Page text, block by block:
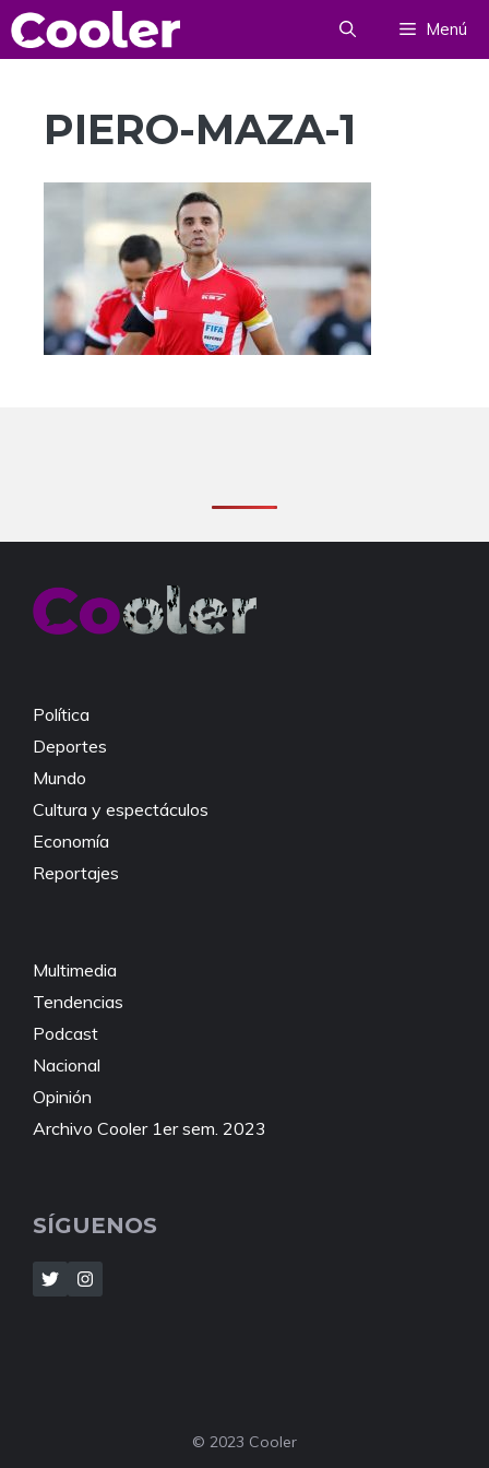
Saltar
al
Menú
PIERO-MAZA-1
Política
Deportes
Mundo
Cultura y espectáculos
Economía
Reportajes
Multimedia
Tendencias
Podcast
Nacional
Opinión
Archivo Cooler 1er sem. 2023
SÍGUENOS
© 2023 Cooler